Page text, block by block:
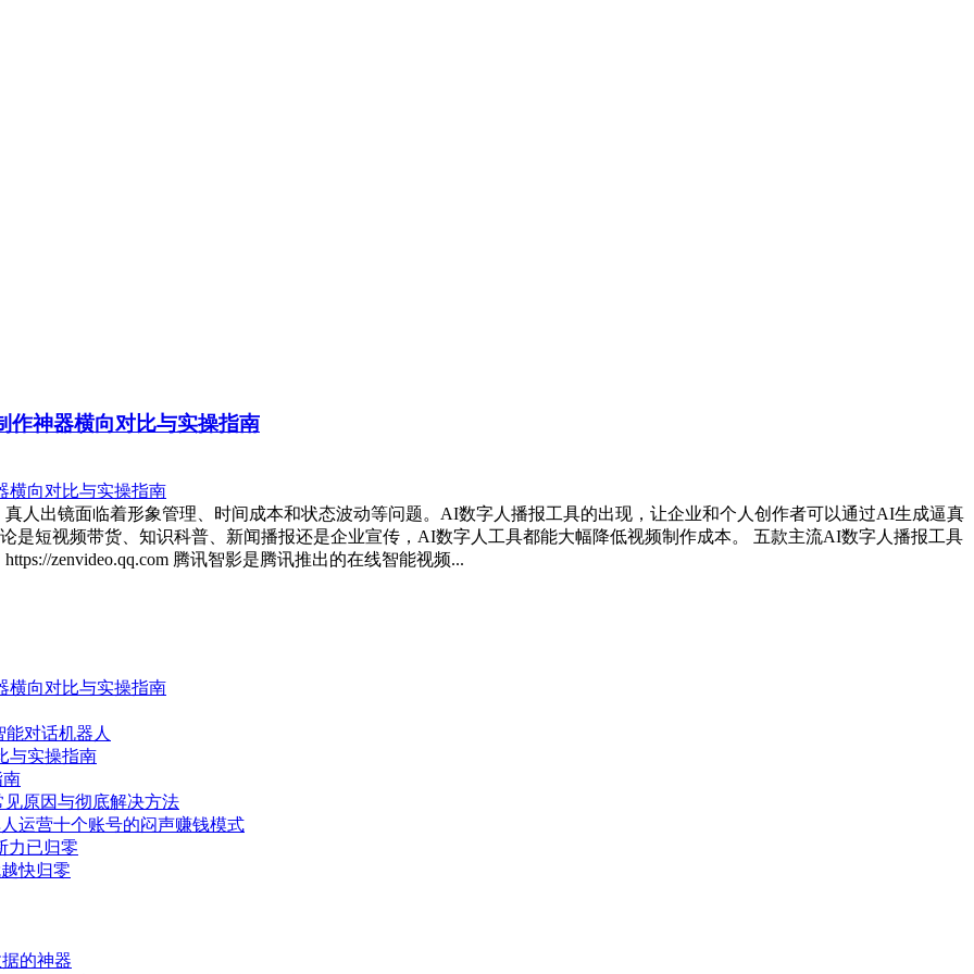
作神器横向对比与实操指南
人出镜面临着形象管理、时间成本和状态波动等问题。AI数字人播报工具的出现，让企业和个人创作者可以通过AI生成逼真
是短视频带货、知识科普、新闻播报还是企业宣传，AI数字人工具都能大幅降低视频制作成本。 五款主流AI数字人播报工具
zenvideo.qq.com 腾讯智影是腾讯推出的在线智能视频...
横向对比与实操指南
对话机器人
与实操指南
南
见原因与彻底解决方法
运营十个账号的闷声赚钱模式
力已归零
快归零
的神器